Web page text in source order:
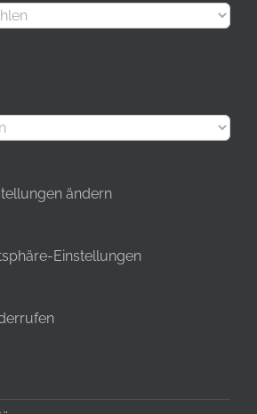
ändern
Einstellungen